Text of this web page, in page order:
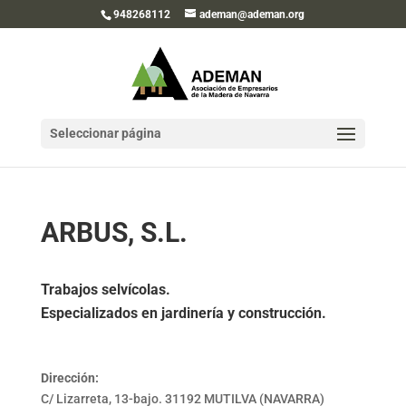
948268112 ademan@ademan.org
Seleccionar página
ARBUS, S.L.
Trabajos selvícolas.
Especializados en jardinería y construcción.
Dirección:
C/ Lizarreta, 13-bajo. 31192 MUTILVA (NAVARRA)